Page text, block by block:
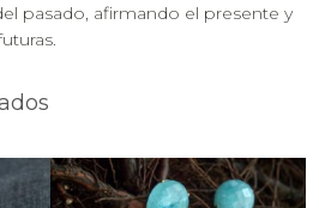
pasado, afirmando el presente y